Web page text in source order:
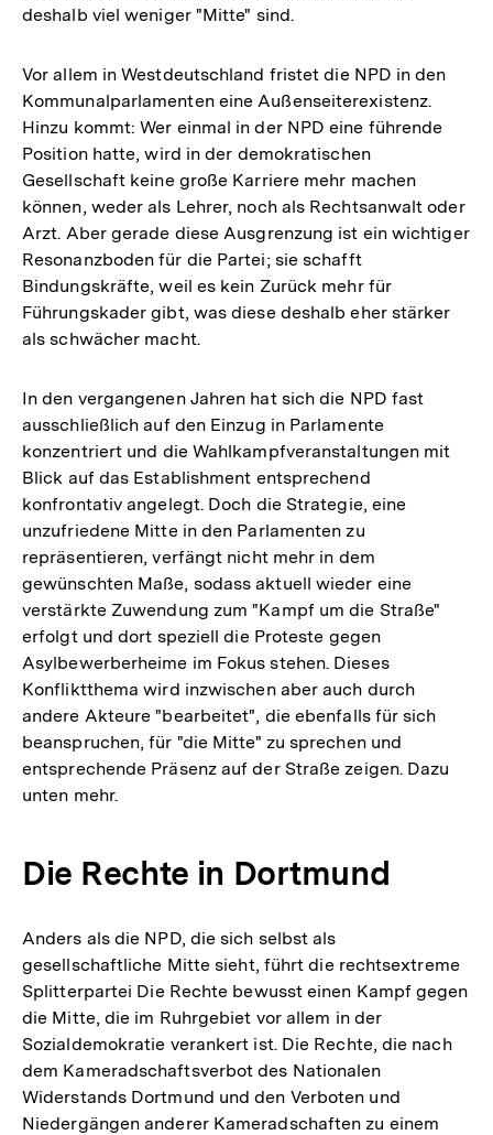
deshalb viel weniger "Mitte" sind.
Vor allem in Westdeutschland fristet die NPD in den
Kommunalparlamenten eine Außenseiterexistenz.
Hinzu kommt: Wer einmal in der NPD eine führende
Position hatte, wird in der demokratischen
Gesellschaft keine große Karriere mehr machen
können, weder als Lehrer, noch als Rechtsanwalt oder
Arzt. Aber gerade diese Ausgrenzung ist ein wichtiger
Resonanzboden für die Partei; sie schafft
Bindungskräfte, weil es kein Zurück mehr für
Führungskader gibt, was diese deshalb eher stärker
als schwächer macht.
In den vergangenen Jahren hat sich die NPD fast
ausschließlich auf den Einzug in Parlamente
konzentriert und die Wahlkampfveranstaltungen mit
Blick auf das Establishment entsprechend
konfrontativ angelegt. Doch die Strategie, eine
unzufriedene Mitte in den Parlamenten zu
repräsentieren, verfängt nicht mehr in dem
gewünschten Maße, sodass aktuell wieder eine
verstärkte Zuwendung zum "Kampf um die Straße"
erfolgt und dort speziell die Proteste gegen
Asylbewerberheime im Fokus stehen. Dieses
Konfliktthema wird inzwischen aber auch durch
andere Akteure "bearbeitet", die ebenfalls für sich
beanspruchen, für "die Mitte" zu sprechen und
entsprechende Präsenz auf der Straße zeigen. Dazu
unten mehr.
Die Rechte in Dortmund
Anders als die NPD, die sich selbst als
gesellschaftliche Mitte sieht, führt die rechtsextreme
Splitterpartei Die Rechte bewusst einen Kampf gegen
die Mitte, die im Ruhrgebiet vor allem in der
Sozialdemokratie verankert ist. Die Rechte, die nach
dem Kameradschaftsverbot des Nationalen
Widerstands Dortmund und den Verboten und
Niedergängen anderer Kameradschaften zu einem